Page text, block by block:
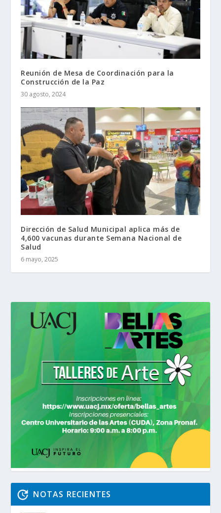
Reunión de Mesa de Coordinación para la
Construcción de la Paz
30 agosto, 2024
Dirección de Salud Municipal aplica más de
4,600 vacunas durante Semana Nacional de
Salud
6 mayo, 2025
NOTAS RECIENTES